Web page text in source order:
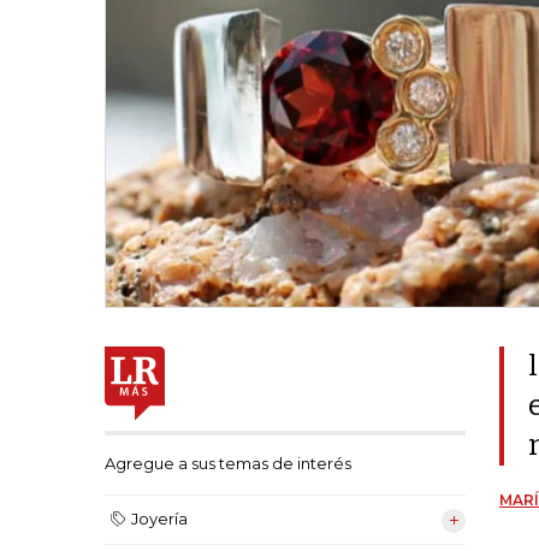
Agregue a sus temas de interés
Joyería